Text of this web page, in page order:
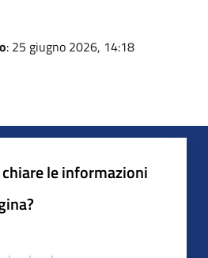
: 25 giugno 2026, 14:18
le informazioni